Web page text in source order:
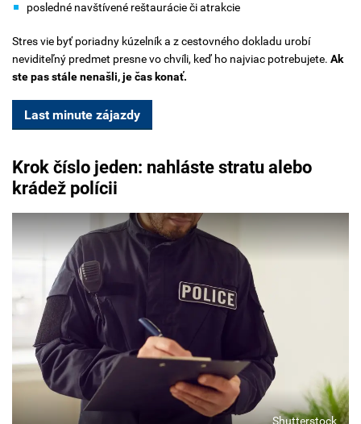
posledné navštívené reštaurácie či atrakcie
Stres vie byť poriadny kúzelník a z cestovného dokladu urobí
neviditeľný predmet presne vo chvíli, keď ho najviac potrebujete. Ak
ste pas stále nenašli, je čas konať.
Last minute zájazdy
Krok číslo jeden: nahláste stratu alebo
krádež polícii
Shutterstock